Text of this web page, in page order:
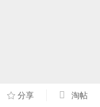
分享 淘帖